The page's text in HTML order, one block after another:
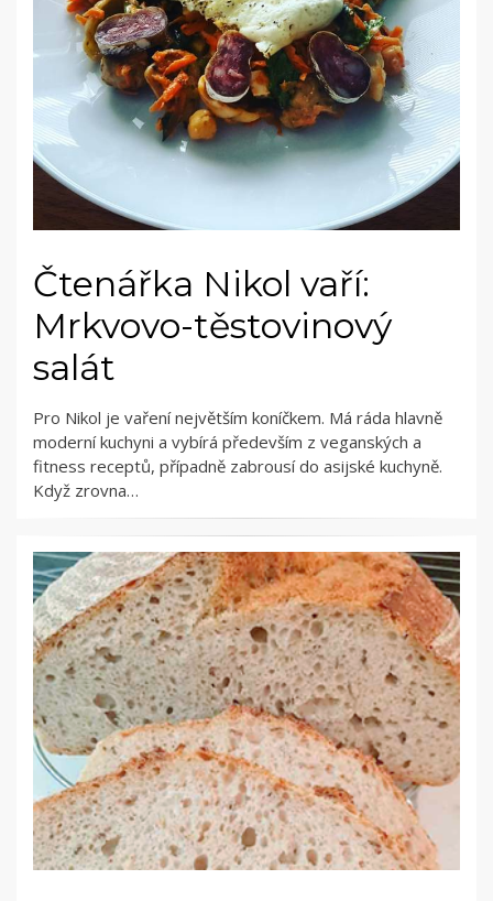
Čtenářka Nikol vaří:
Mrkvovo-těstovinový
salát
Pro Nikol je vaření největším koníčkem. Má ráda hlavně
moderní kuchyni a vybírá především z veganských a
fitness receptů, případně zabrousí do asijské kuchyně.
Když zrovna…